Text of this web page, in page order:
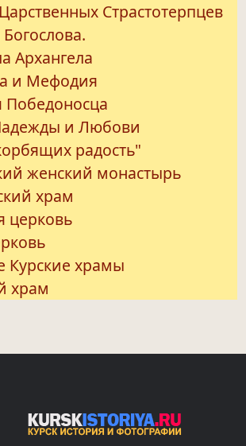
Страстотерпцев
Архангела
и Мефодия
Победоносца
и Любови
радость"
женский монастырь
храм
церковь
Курские храмы
храм